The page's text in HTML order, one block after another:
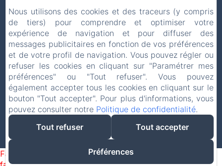
Chambres et roulottes
Cave à vin et restaurant
Evénements et réceptions
Visitez la région
Contact et accès
Créé par Amenitiz
Failed to load BookingEngine/index: Loading chunk 1322
Nous utilisons des cookies et des traceurs (y compris
de tiers) pour comprendre et optimiser votre
expérience de navigation et pour diffuser des
messages publicitaires en fonction de vos préférences
et de votre profil de navigation. Vous pouvez régler ou
refuser les cookies en cliquant sur "Paramétrer mes
préférences" ou "Tout refuser". Vous pouvez
également accepter tous les cookies en cliquant sur le
bouton "Tout accepter". Pour plus d'informations, vous
pouvez consulter notre Politique de confidentialité.
Tout refuser
Tout accepter
Préférences